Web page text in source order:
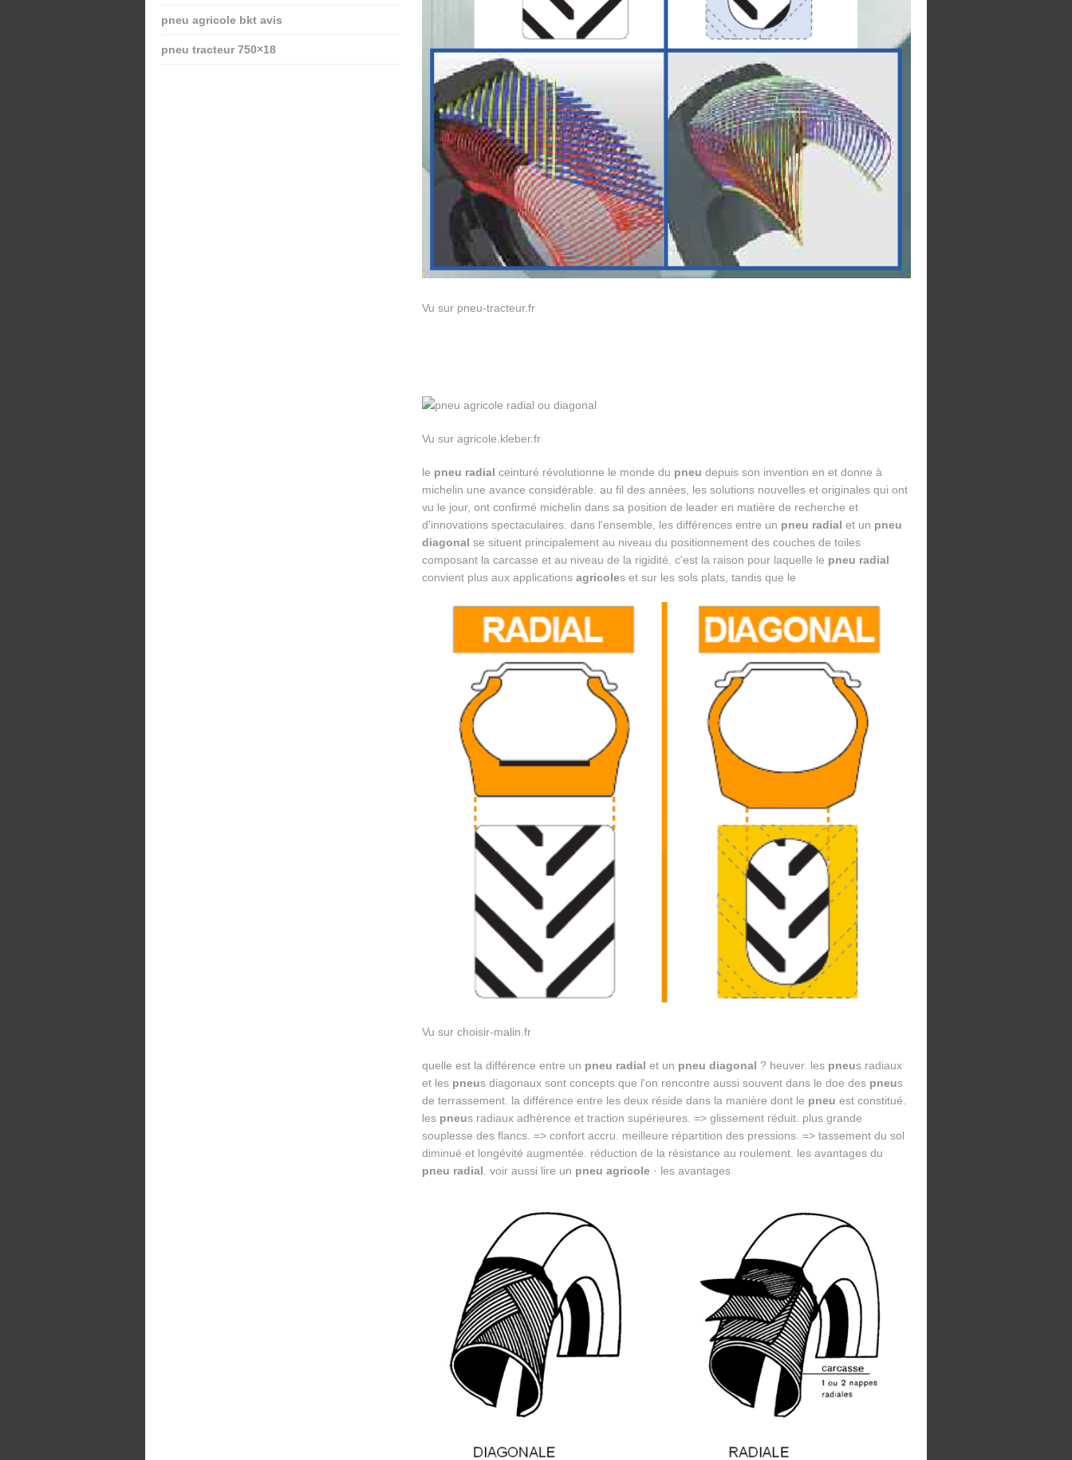
Vu sur pneu-tracteur.fr
Vu sur agricole.kleber.fr
le pneu radial ceinturé révolutionne le monde du pneu depuis son invention en et donne à
michelin une avance considérable. au fil des années, les solutions nouvelles et originales qui ont
vu le jour, ont confirmé michelin dans sa position de leader en matière de recherche et
d'innovations spectaculaires. dans l'ensemble, les différences entre un pneu radial et un pneu
diagonal se situent principalement au niveau du positionnement des couches de toiles
composant la carcasse et au niveau de la rigidité. c'est la raison pour laquelle le pneu radial
convient plus aux applications agricoles et sur les sols plats, tandis que le
Vu sur choisir-malin.fr
quelle est la différence entre un pneu radial et un pneu diagonal ? heuver. les pneus radiaux
et les pneus diagonaux sont concepts que l'on rencontre aussi souvent dans le doe des pneus
de terrassement. la différence entre les deux réside dans la manière dont le pneu est constitué.
les pneus radiaux adhérence et traction supérieures. => glissement réduit. plus grande
souplesse des flancs. => confort accru. meilleure répartition des pressions. => tassement du sol
diminué et longévité augmentée. réduction de la résistance au roulement. les avantages du
pneu radial . voir aussi lire un pneu agricole· les avantages
pneu agricole bkt avis
pneu tracteur 750×18